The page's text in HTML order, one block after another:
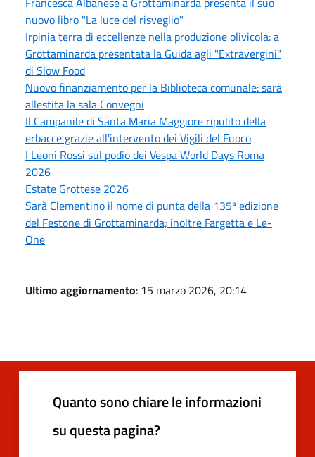
nuovo libro "La luce del risveglio"
Irpinia terra di eccellenze nella produzione olivicola: a
Grottaminarda presentata la Guida agli "Extravergini"
di Slow Food
Nuovo finanziamento per la Biblioteca comunale: sarà
allestita la sala Convegni
Il Campanile di Santa Maria Maggiore ripulito della
erbacce grazie all'intervento dei Vigili del Fuoco
I Leoni Rossi sul podio dei Vespa World Days Roma
2026
Estate Grottese 2026
Sarà Clementino il nome di punta della 135ª edizione
del Festone di Grottaminarda; inoltre Fargetta e Le-
One
Ultimo aggiornamento: 15 marzo 2026, 20:14
Quanto sono chiare le informazioni
su questa pagina?